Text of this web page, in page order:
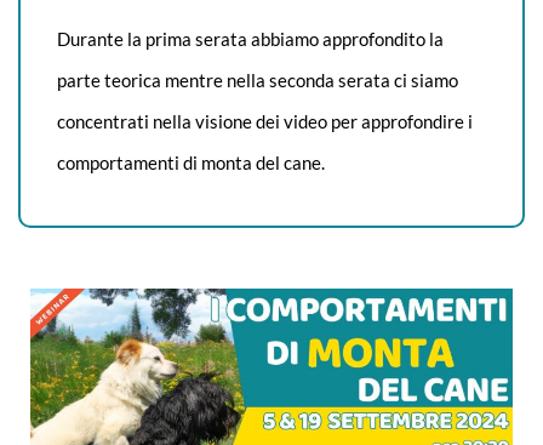
Durante la prima serata abbiamo approfondito la
parte teorica mentre nella seconda serata ci siamo
concentrati nella visione dei video per approfondire i
comportamenti di monta del cane.